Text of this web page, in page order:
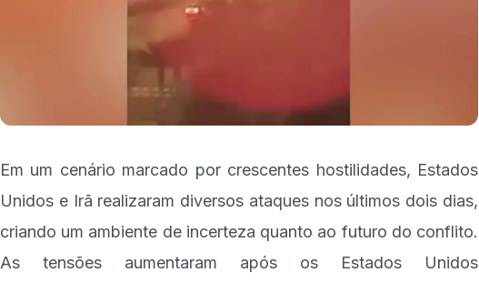
Em um cenário marcado por crescentes hostilidades, Estados
Unidos e Irã realizaram diversos ataques nos últimos dois dias,
criando um ambiente de incerteza quanto ao futuro do conflito.
As tensões aumentaram após os Estados Unidos